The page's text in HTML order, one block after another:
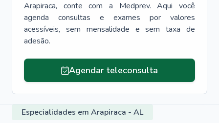
Arapiraca, conte com a Medprev. Aqui você
agenda consultas e exames por valores
acessíveis, sem mensalidade e sem taxa de
adesão.
Agendar teleconsulta
Especialidades em Arapiraca - AL